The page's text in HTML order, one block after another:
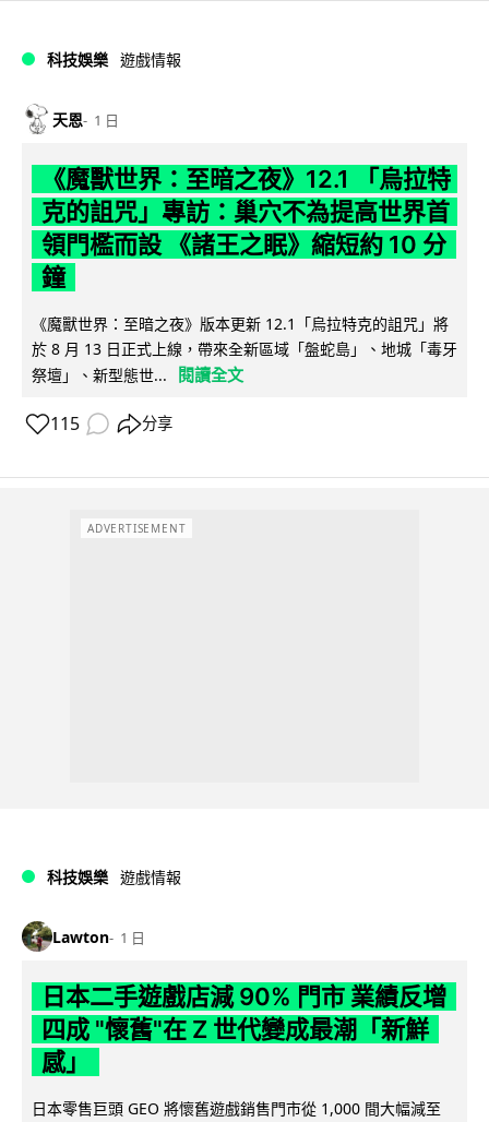
科技娛樂 遊戲情報
天恩 1 日
《魔獸世界：至暗之夜》12.1 「烏拉特
克的詛咒」專訪：巢穴不為提高世界首
領門檻而設 《諸王之眠》縮短約 10 分
鐘
《魔獸世界：至暗之夜》版本更新 12.1「烏拉特克的詛咒」將
於 8 月 13 日正式上線，帶來全新區域「盤蛇島」、地城「毒牙
祭壇」、新型態世...
閱讀全文
115 分享
ADVERTISEMENT
科技娛樂 遊戲情報
Lawton 1 日
日本二手遊戲店減 90% 門市 業績反增
四成 "懷舊"在 Z 世代變成最潮「新鮮
感」
日本零售巨頭 GEO 將懷舊遊戲銷售門市從 1,000 間大幅減至